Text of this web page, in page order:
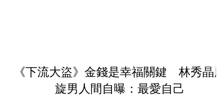
《下流大盜》金錢是幸福關鍵 林秀晶
旋男人間自曝：最愛自己